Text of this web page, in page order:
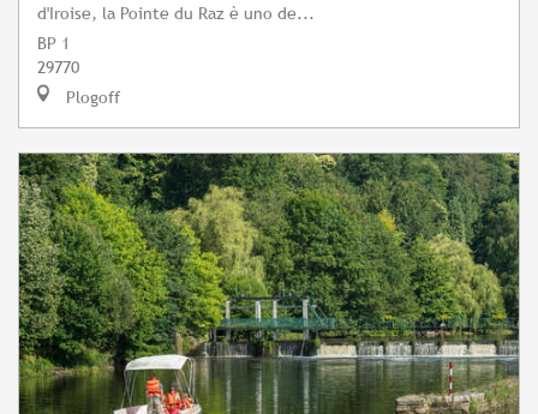
d'Iroise, la Pointe du Raz è uno de...
BP 1
29770
Plogoff